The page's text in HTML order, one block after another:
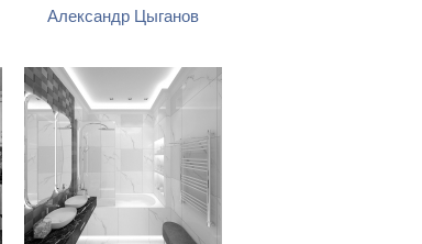
Александр Цыганов